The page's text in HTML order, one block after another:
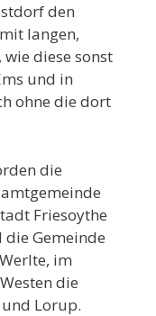
den
langen,
diese sonst
und in
ohne die dort
die
Friesoythe
Gemeinde
im
die
Lorup.